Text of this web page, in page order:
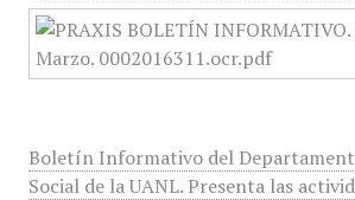
Boletín Informativo del
Social de la UANL. Presenta las